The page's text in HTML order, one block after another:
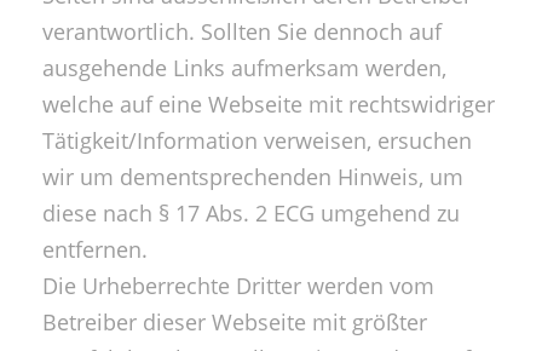
verantwortlich. Sollten Sie dennoch auf
ausgehende Links aufmerksam werden,
welche auf eine Webseite mit rechtswidriger
Tätigkeit/Information verweisen, ersuchen
wir um dementsprechenden Hinweis, um
diese nach § 17 Abs. 2 ECG umgehend zu
entfernen.
Die Urheberrechte Dritter werden vom
Betreiber dieser Webseite mit größter